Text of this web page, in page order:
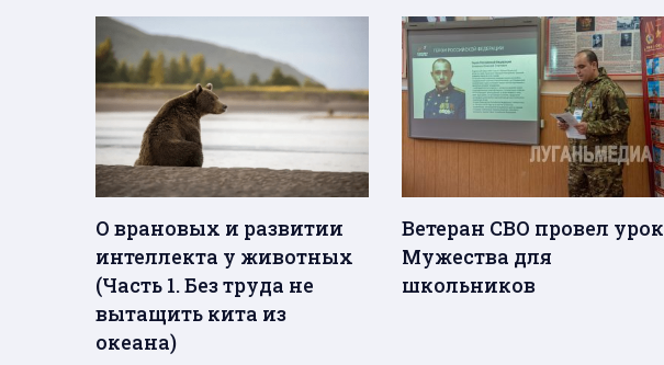
О врановых и развитии
интеллекта у животных
(Часть 1. Без труда не
вытащить кита из
океана)
Ветеран СВО провел урок
Мужества для
школьников